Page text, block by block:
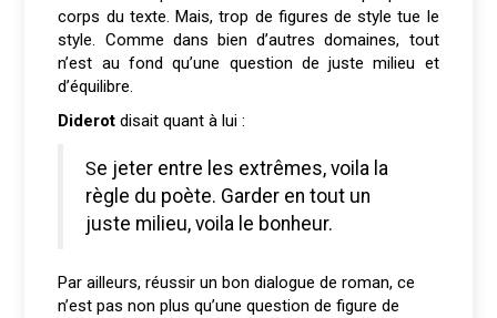
corps du texte. Mais, trop de figures de style tue le
style. Comme dans bien d’autres domaines, tout
n’est au fond qu’une question de juste milieu et
d’équilibre.
Diderot disait quant à lui :
Se jeter entre les extrêmes, voila la
règle du poète. Garder en tout un
juste milieu, voila le bonheur.
Par ailleurs, réussir un bon dialogue de roman, ce
n’est pas non plus qu’une question de figure de